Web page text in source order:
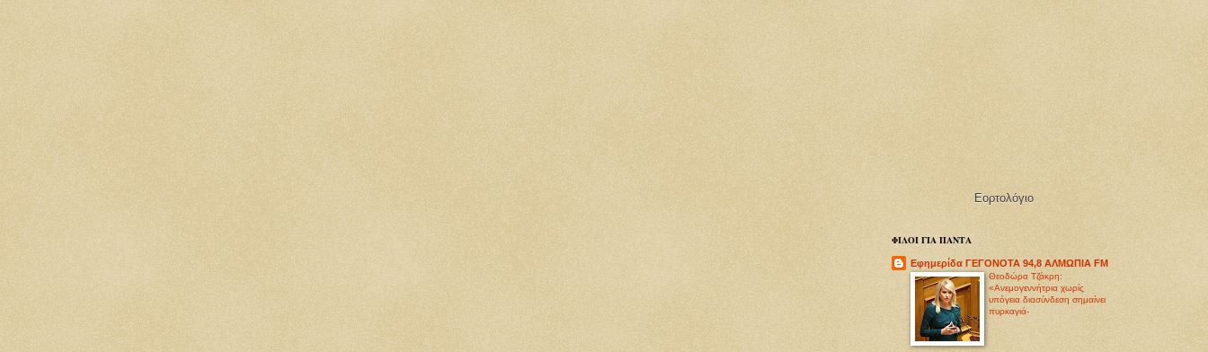
Εορτολόγιο
ΦΙΛΟΙ ΓΙΑ ΠΑΝΤΑ
Εφημερίδα ΓΕΓΟΝΟΤΑ 94,8 ΑΛΜΩΠΙΑ FM
Θεοδώρα Τζάκρη:
«Ανεμογεννήτρια χωρίς
υπόγεια διασύνδεση σημαίνει
πυρκαγιά-